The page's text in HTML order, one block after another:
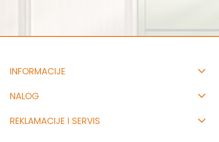
INFORMACIJE
NALOG
REKLAMACIJE I SERVIS